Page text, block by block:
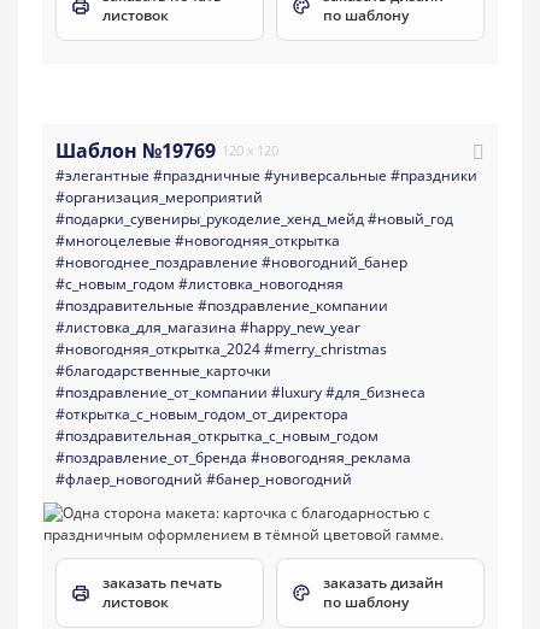
листовок
по шаблону
Шаблон №19769 120 x 120
#элегантные #праздничные #универсальные #праздники
#организация_мероприятий
#подарки_сувениры_рукоделие_хенд_мейд#новый_год
#многоцелевые #новогодняя_открытка
#новогоднее_поздравление #новогодний_банер
#с_новым_годом #листовка_новогодняя
#поздравительные #поздравление_компании
#листовка_для_магазина #happy_new_year
#новогодняя_открытка_2024#merry_christmas
#благодарственные_карточки
#поздравление_от_компании #luxury#для_бизнеса
#открытка_с_новым_годом_от_директора
#поздравительная_открытка_с_новым_годом
#поздравление_от_бренда #новогодняя_реклама
#флаер_новогодний #банер_новогодний
заказать печать
листовок
заказать дизайн
по шаблону